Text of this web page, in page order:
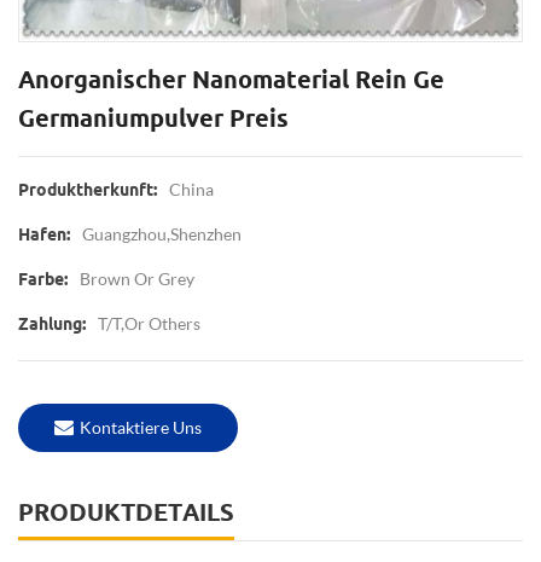
Anorganischer Nanomaterial Rein Ge
Germaniumpulver Preis
Produktherkunft: China
Hafen: Guangzhou,Shenzhen
Farbe: Brown Or Grey
Zahlung: T/T,or Others
Kontaktiere Uns
PRODUKTDETAILS